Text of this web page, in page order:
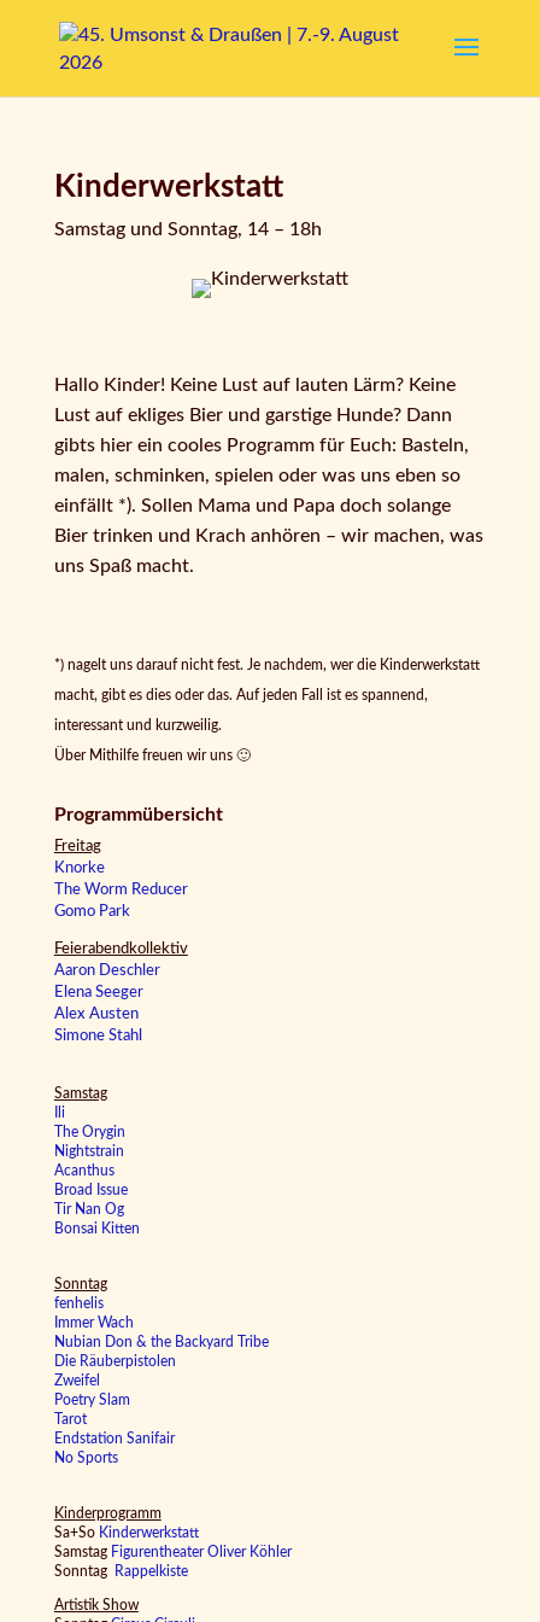
Kinderwerkstatt
Samstag und Sonntag, 14 – 18h
Hallo Kinder! Keine Lust auf lauten Lärm? Keine
Lust auf ekliges Bier und garstige Hunde? Dann
gibts hier ein cooles Programm für Euch: Basteln,
malen, schminken, spielen oder was uns eben so
einfällt *). Sollen Mama und Papa doch solange
Bier trinken und Krach anhören – wir machen, was
uns Spaß macht.
*) nagelt uns darauf nicht fest. Je nachdem, wer die Kinderwerkstatt
macht, gibt es dies oder das. Auf jeden Fall ist es spannend,
interessant und kurzweilig.
Über Mithilfe freuen wir uns 🙂
Programmübersicht
Freitag
Knorke
The Worm Reducer
Gomo Park
Feierabendkollektiv
Aaron Deschler
Elena Seeger
Alex Austen
Simone Stahl
Samstag
Ili
The Orygin
Nightstrain
Acanthus
Broad Issue
Tir Nan Og
Bonsai Kitten
Sonntag
fenhelis
Immer Wach
Nubian Don & the Backyard Tribe
Die Räuberpistolen
Zweifel
Poetry Slam
Tarot
Endstation Sanifair
No Sports
Kinderprogramm
Sa+So Kinderwerkstatt
Samstag Figurentheater Oliver Köhler
Sonntag
Rappelkiste
Artistik Show